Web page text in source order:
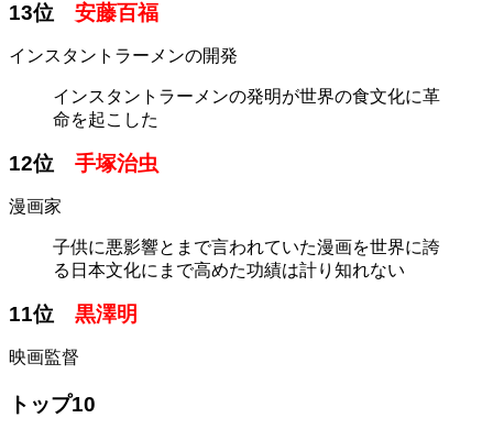
13位 安藤百福
インスタントラーメンの開発
インスタントラーメンの発明が世界の食文化に革
命を起こした
12位 手塚治虫
漫画家
子供に悪影響とまで言われていた漫画を世界に誇
る日本文化にまで高めた功績は計り知れない
11位 黒澤明
映画監督
トップ10